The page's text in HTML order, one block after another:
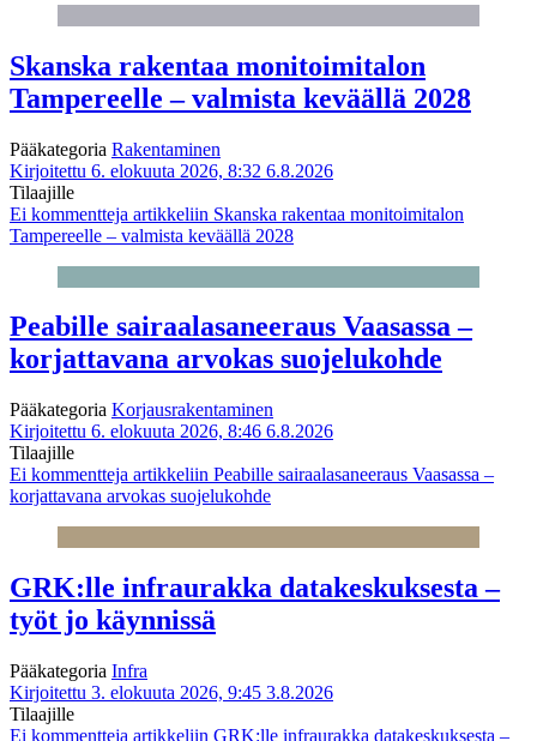
Skanska rakentaa monitoimitalon
Tampereelle – valmista keväällä 2028
Pääkategoria Rakentaminen
Kirjoitettu 6. elokuuta 2026, 8:32 6.8.2026
Tilaajille
Ei kommentteja artikkeliin Skanska rakentaa monitoimitalon
Tampereelle – valmista keväällä 2028
Peabille sairaalasaneeraus Vaasassa –
korjattavana arvokas suojelukohde
Pääkategoria Korjausrakentaminen
Kirjoitettu 6. elokuuta 2026, 8:46 6.8.2026
Tilaajille
Ei kommentteja artikkeliin Peabille sairaalasaneeraus Vaasassa –
korjattavana arvokas suojelukohde
GRK:lle infraurakka datakeskuksesta –
työt jo käynnissä
Pääkategoria Infra
Kirjoitettu 3. elokuuta 2026, 9:45 3.8.2026
Tilaajille
Ei kommentteja artikkeliin GRK:lle infraurakka datakeskuksesta –